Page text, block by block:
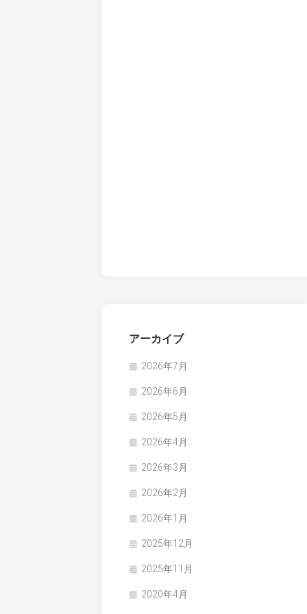
アーカイブ
2026年7月
2026年6月
2026年5月
2026年4月
2026年3月
2026年2月
2026年1月
2025年12月
2025年11月
2020年4月